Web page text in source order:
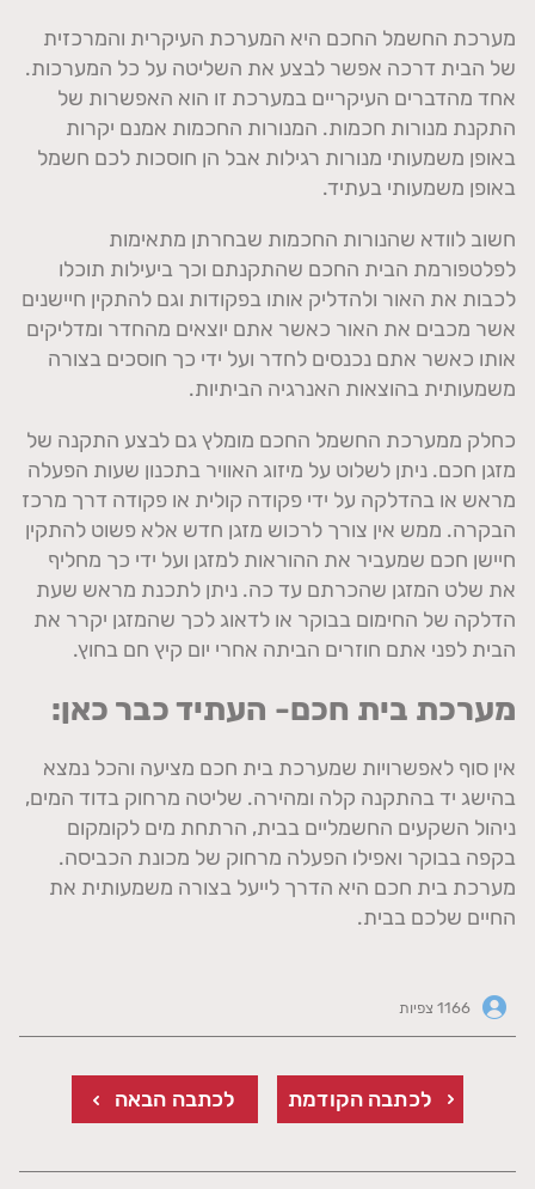
מערכת החשמל החכם היא המערכת העיקרית והמרכזית
של הבית דרכה אפשר לבצע את השליטה על כל המערכות.
אחד מהדברים העיקריים במערכת זו הוא האפשרות של
התקנת מנורות חכמות. המנורות החכמות אמנם יקרות
באופן משמעותי מנורות רגילות אבל הן חוסכות לכם חשמל
באופן משמעותי בעתיד.
חשוב לוודא שהנורות החכמות שבחרתן מתאימות
לפלטפורמת הבית החכם שהתקנתם וכך ביעילות תוכלו
לכבות את האור ולהדליק אותו בפקודות וגם להתקין חיישנים
אשר מכבים את האור כאשר אתם יוצאים מהחדר ומדליקים
אותו כאשר אתם נכנסים לחדר ועל ידי כך חוסכים בצורה
משמעותית בהוצאות האנרגיה הביתיות.
כחלק ממערכת החשמל החכם מומלץ גם לבצע התקנה של
מזגן חכם. ניתן לשלוט על מיזוג האוויר בתכנון שעות הפעלה
מראש או בהדלקה על ידי פקודה קולית או פקודה דרך מרכז
הבקרה. ממש אין צורך לרכוש מזגן חדש אלא פשוט להתקין
חיישן חכם שמעביר את ההוראות למזגן ועל ידי כך מחליף
את שלט המזגן שהכרתם עד כה. ניתן לתכנת מראש שעת
הדלקה של החימום בבוקר או לדאוג לכך שהמזגן יקרר את
הבית לפני אתם חוזרים הביתה אחרי יום קיץ חם בחוץ.
מערכת בית חכם- העתיד כבר כאן:
אין סוף לאפשרויות שמערכת בית חכם מציעה והכל נמצא
בהישג יד בהתקנה קלה ומהירה. שליטה מרחוק בדוד המים,
ניהול השקעים החשמליים בבית, הרתחת מים לקומקום
בקפה בבוקר ואפילו הפעלה מרחוק של מכונת הכביסה.
מערכת בית חכם היא הדרך לייעל בצורה משמעותית את
החיים שלכם בבית.
לכתבה הקודמת לכתבה הבאה